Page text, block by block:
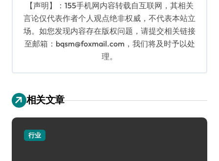
【声明】：155手机网内容转载自互联网，其相关
言论仅代表作者个人观点绝非权威，不代表本站立
场。如您发现内容存在版权问题，请提交相关链接
至邮箱：bqsm@foxmail.com，我们将及时予以处
理。
相关文章
行业